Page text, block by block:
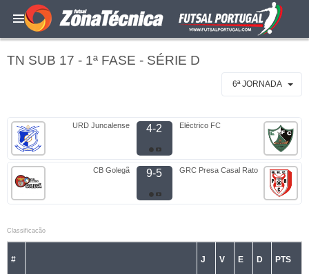
TN SUB 17 - 1ª FASE - SÉRIE D
6ª JORNADA
URD Juncalense 4-2 Eléctrico FC
CB Golegã 9-5 GRC Presa Casal Rato
Classificacão
# J V E D PTS